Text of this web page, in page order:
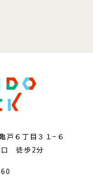
６丁目３１−６
口 徒歩2分